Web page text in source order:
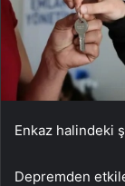
Enkaz halindeki
Depremden